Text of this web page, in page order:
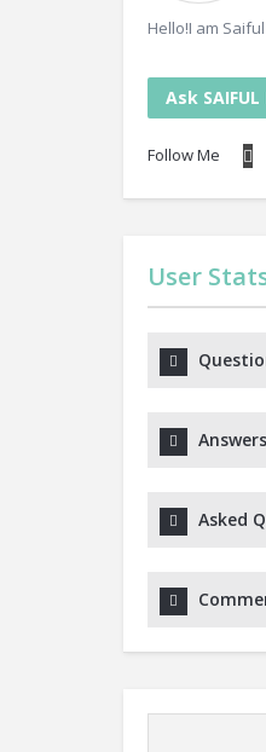
Hello!I am
Ask
Follow Me
User
Answers
Asked